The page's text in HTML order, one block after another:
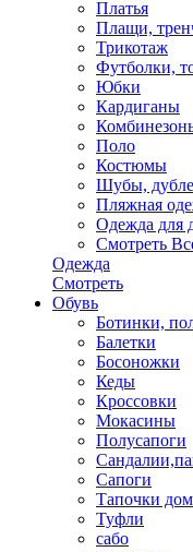
Платья
Плащи,
Трикотаж
Футболки,
Юбки
Кардиганы
Поло
Костюмы
Шубы,
Пляжная
Одежда для
Смотреть
Одежда
Смотреть
Обувь
Ботинки,
Балетки
Босоножки
Кеды
Кроссовки
Мокасины
Полусапоги
Сапоги
Тапочки
Туфли
сабо